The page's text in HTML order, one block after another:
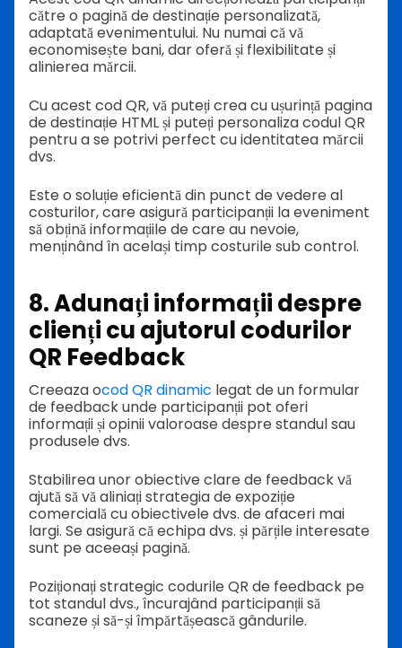
către o pagină de destinație personalizată,
adaptată evenimentului. Nu numai că vă
economisește bani, dar oferă și flexibilitate și
alinierea mărcii.
Cu acest cod QR, vă puteți crea cu ușurință pagina
de destinație HTML și puteți personaliza codul QR
pentru a se potrivi perfect cu identitatea mărcii
dvs.
Este o soluție eficientă din punct de vedere al
costurilor, care asigură participanții la eveniment
să obțină informațiile de care au nevoie,
menținând în același timp costurile sub control.
8. Adunați informații despre
clienți cu ajutorul codurilor
QR Feedback
Creeaza ocod QR dinamic legat de un formular
de feedback unde participanții pot oferi
informații și opinii valoroase despre standul sau
produsele dvs.
Stabilirea unor obiective clare de feedback vă
ajută să vă aliniați strategia de expoziție
comercială cu obiectivele dvs. de afaceri mai
largi. Se asigură că echipa dvs. și părțile interesate
sunt pe aceeași pagină.
Poziționați strategic codurile QR de feedback pe
tot standul dvs., încurajând participanții să
scaneze și să-și împărtășească gândurile.